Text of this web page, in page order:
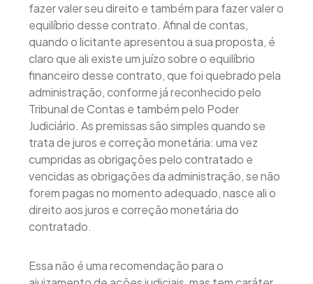
fazer valer seu direito e também para fazer valer o
equilíbrio desse contrato. Afinal de contas,
quando o licitante apresentou a sua proposta, é
claro que ali existe um juízo sobre o equilíbrio
financeiro desse contrato, que foi quebrado pela
administração, conforme já reconhecido pelo
Tribunal de Contas e também pelo Poder
Judiciário. As premissas são simples quando se
trata de juros e correção monetária: uma vez
cumpridas as obrigações pelo contratado e
vencidas as obrigações da administração, se não
forem pagas no momento adequado, nasce ali o
direito aos juros e correção monetária do
contratado.
Essa não é uma recomendação para o